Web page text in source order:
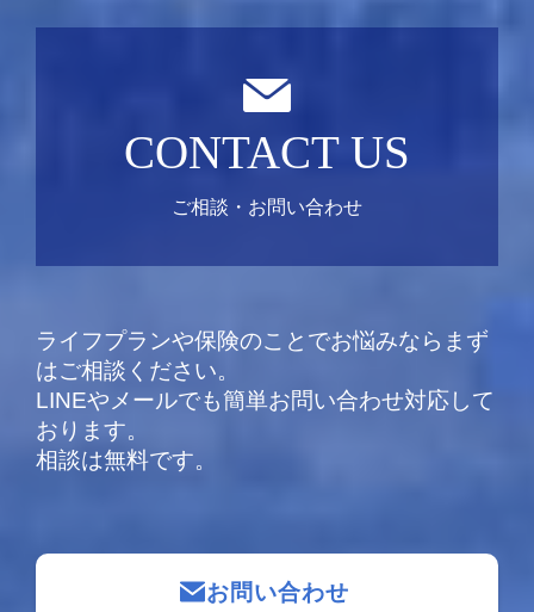
CONTACT US
ご相談・お問い合わせ
ライフプランや保険のことでお悩みならまず
はご相談ください。
LINEやメールでも簡単お問い合わせ対応して
おります。
相談は無料です。
お問い合わせ